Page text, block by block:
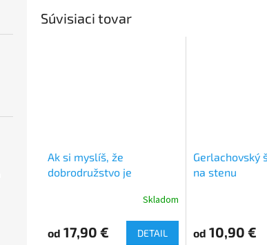
Súvisiaci tovar
Ak si myslíš, že
dobrodružstvo je
Skladom
od 17,90 € DETAIL
Gerlachovský
na stenu
od 10,90 €